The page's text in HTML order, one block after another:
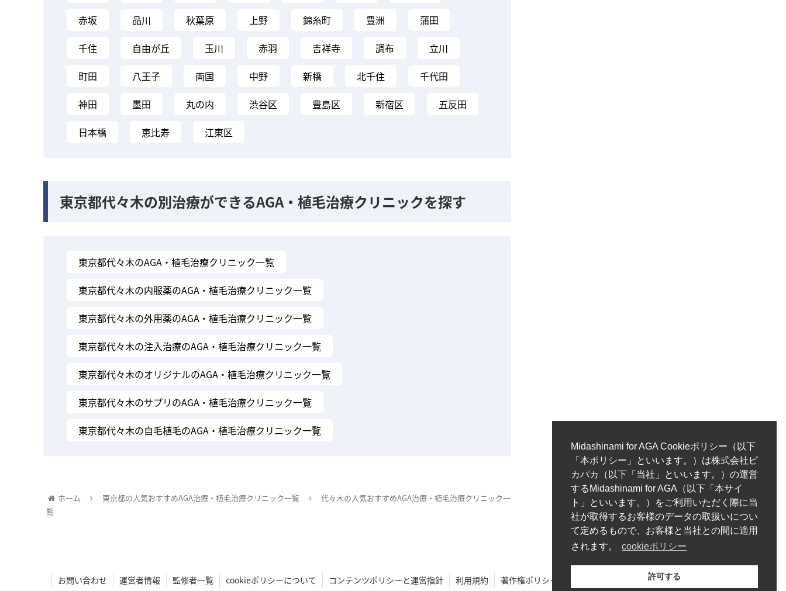
赤坂
品川 秋葉原 上野 錦糸町 豊洲
蒲田
千住
自由が丘 玉川 赤羽 吉祥寺 調布
立川
町田
八王子 両国 中野 新橋 北千住
千代田
神田
墨田 丸の内 渋谷区 豊島区 新宿区
五反田
日本橋
恵比寿 江東区
東京都代々木の別治療ができるAGA・植毛治療クリニックを探す
東京都代々木のAGA・植毛治療クリニック一覧
東京都代々木の内服薬のAGA・植毛治療クリニック一覧
東京都代々木の外用薬のAGA・植毛治療クリニック一覧
東京都代々木の注入治療のAGA・植毛治療クリニック一覧
東京都代々木のオリジナルのAGA・植毛治療クリニック一覧
東京都代々木のサプリのAGA・植毛治療クリニック一覧
東京都代々木の自毛植毛のAGA・植毛治療クリニック一覧
ホーム 東京都の人気おすすめAGA治療・植毛治療クリニック一覧
代々木の人気おすすめAGA治療・植毛治療クリニック一
覧
お問い合わせ 運営者情報 監修者一覧 cookieポリシーについて コンテンツポリシーと運営指針 利用規約 著作権ポリシー/免責事項 プライバシーポリシー
Midashinami for AGA Cookieポリシー（以下
「本ポリシー」といいます。）は株式会社ピ
カパカ（以下「当社」といいます。）の運営
するMidashinami for AGA（以下「本サイ
ト」といいます。）をご利用いただく際に当
社が取得するお客様のデータの取扱いについ
て定めるもので、お客様と当社との間に適用
されます。
cookieポリシー
許可する